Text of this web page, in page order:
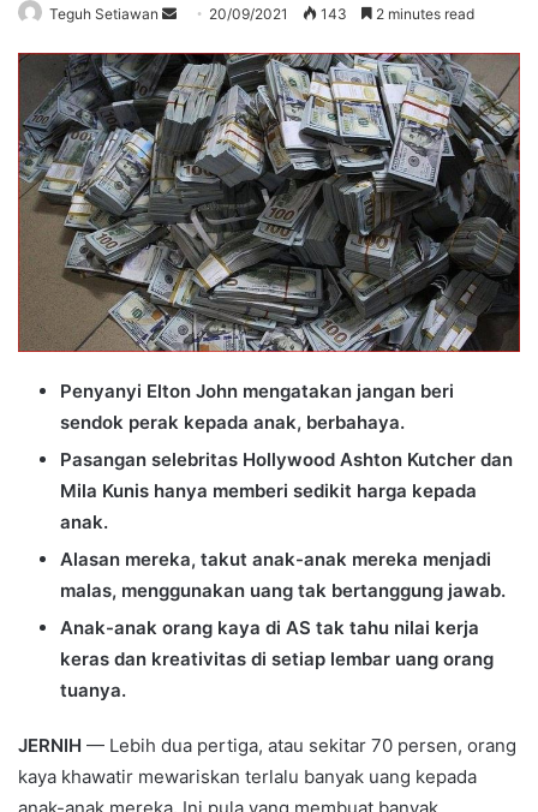
Teguh Setiawan
Send
email
20/09/2021 143 2 minutes read
Penyanyi Elton John mengatakan jangan beri
sendok perak kepada anak, berbahaya.
Pasangan selebritas Hollywood Ashton Kutcher dan
Mila Kunis hanya memberi sedikit harga kepada
anak.
Alasan mereka, takut anak-anak mereka menjadi
malas, menggunakan uang tak bertanggung jawab.
Anak-anak orang kaya di AS tak tahu nilai kerja
keras dan kreativitas di setiap lembar uang orang
tuanya.
JERNIH — Lebih dua pertiga, atau sekitar 70 persen, orang
kaya khawatir mewariskan terlalu banyak uang kepada